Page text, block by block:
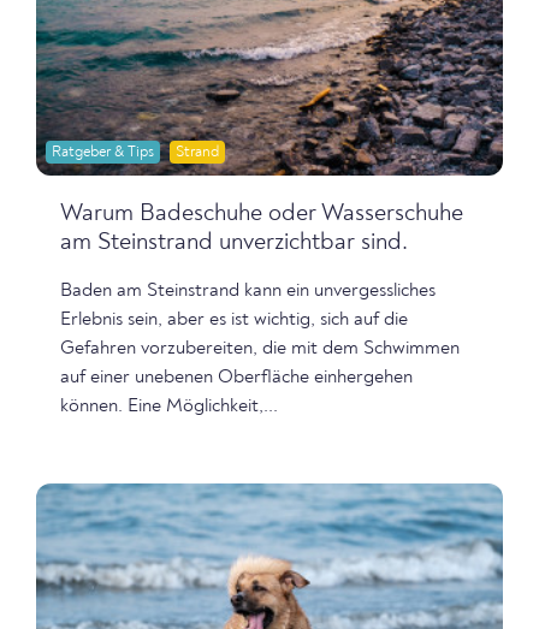
Ratgeber & Tips Strand
Warum Badeschuhe oder Wasserschuhe
am Steinstrand unverzichtbar sind.
Baden am Steinstrand kann ein unvergessliches
Erlebnis sein, aber es ist wichtig, sich auf die
Gefahren vorzubereiten, die mit dem Schwimmen
auf einer unebenen Oberfläche einhergehen
können. Eine Möglichkeit,...